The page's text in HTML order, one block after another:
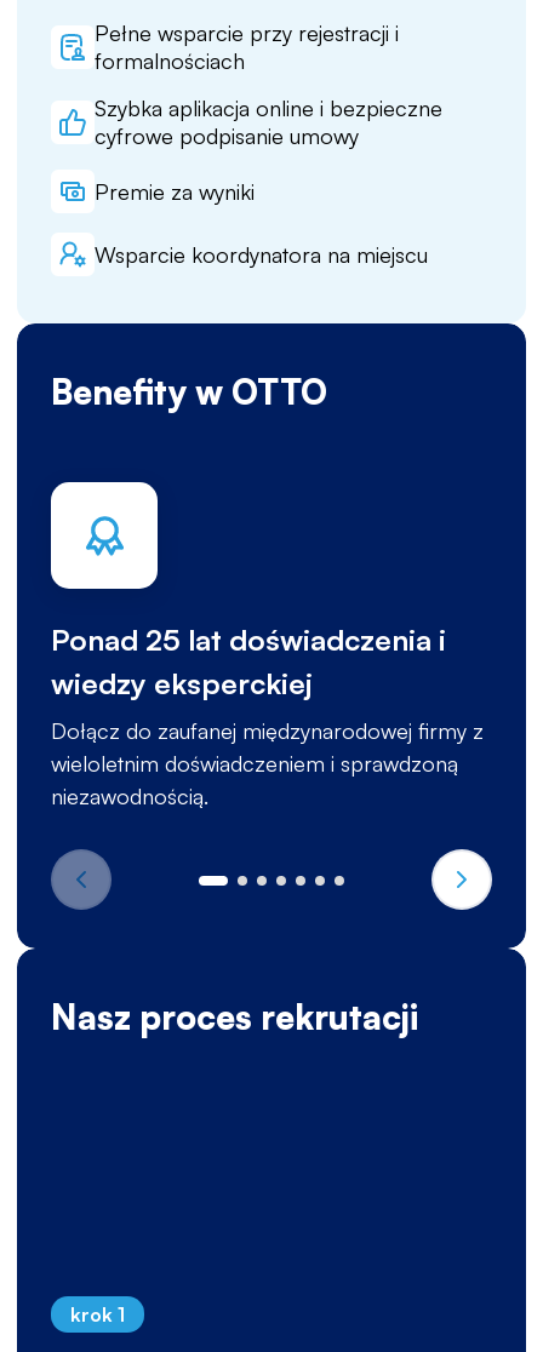
Pełne wsparcie przy rejestracji i
formalnościach
Szybka aplikacja online i bezpieczne
cyfrowe podpisanie umowy
Premie za wyniki
Wsparcie koordynatora na miejscu
Benefity w OTTO
Ponad 25 lat doświadczenia i
wiedzy eksperckiej
Dołącz do zaufanej międzynarodowej firmy z
wieloletnim doświadczeniem i sprawdzoną
niezawodnością.
Nasz proces rekrutacji
krok 1